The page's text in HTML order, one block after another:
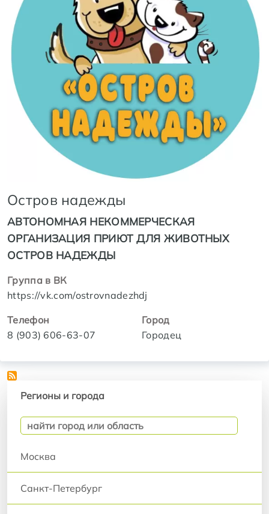
Остров надежды
АВТОНОМНАЯ НЕКОММЕРЧЕСКАЯ
ОРГАНИЗАЦИЯ ПРИЮТ ДЛЯ ЖИВОТНЫХ
ОСТРОВ НАДЕЖДЫ
Группа в ВК
https://vk.com/ostrovnadezhdj
Телефон
8 (903) 606-63-07
Город
Городец
Регионы и города
Москва
Санкт-Петербург